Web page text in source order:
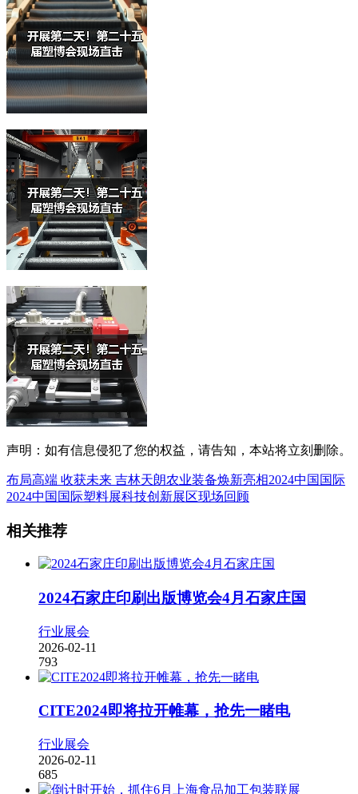
声明：如有信息侵犯了您的权益，请告知，本站将立刻删除。
布局高端 收获未来 吉林天朗农业装备焕新亮相2024中国国际
2024中国国际塑料展科技创新展区现场回顾
相关推荐
2024石家庄印刷出版博览会4月石家庄国
行业展会
2026-02-11
793
CITE2024即将拉开帷幕，抢先一睹电
行业展会
2026-02-11
685